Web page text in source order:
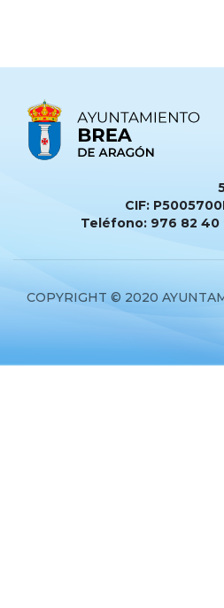
CIF:
Teléfono: 976 82 40
COPYRIGHT © 2020